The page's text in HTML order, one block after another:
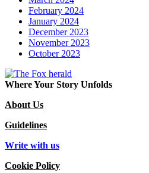
February 2024
January 2024
December 2023
November 2023
October 2023
Where Your Story Unfolds
About Us
Guidelines
Write with us
Cookie Policy